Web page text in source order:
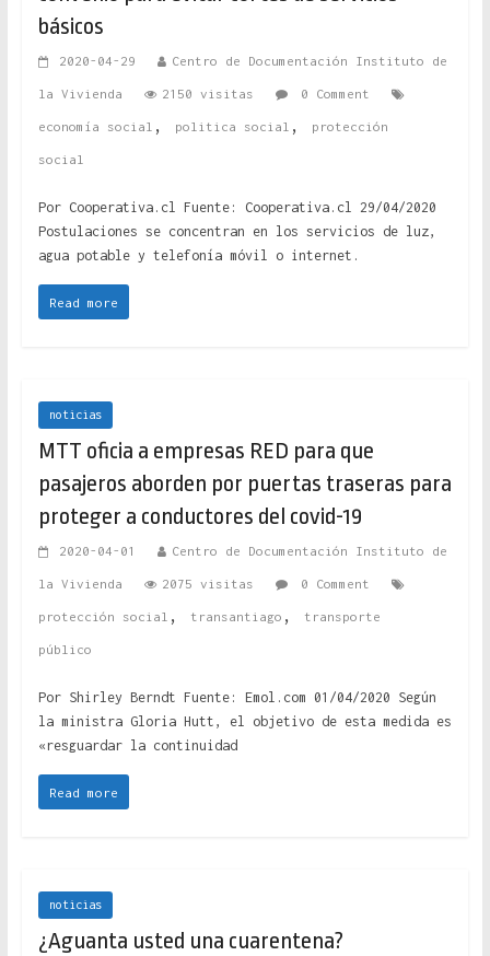
básicos
2020-04-29 Centro de Documentación Instituto de
la Vivienda 2150 visitas 0 Comment
economía social , politica social , protección
social
Por Cooperativa.cl Fuente: Cooperativa.cl 29/04/2020
Postulaciones se concentran en los servicios de luz,
agua potable y telefonía móvil o internet.
Read more
noticias
MTT oficia a empresas RED para que
pasajeros aborden por puertas traseras para
proteger a conductores del covid-19
2020-04-01 Centro de Documentación Instituto de
la Vivienda 2075 visitas 0 Comment
protección social , transantiago , transporte
público
Por Shirley Berndt Fuente: Emol.com 01/04/2020 Según
la ministra Gloria Hutt, el objetivo de esta medida es
«resguardar la continuidad
Read more
noticias
¿Aguanta usted una cuarentena?